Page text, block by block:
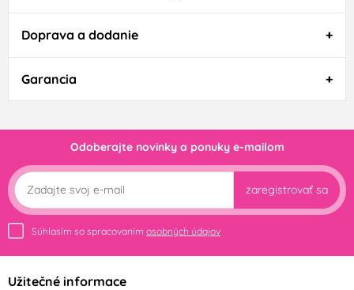
Doprava a dodanie
Garancia
Odoberajte novinky a ponuky e-mailom
zaregistrovať sa
Súhlasím so spracovaním osobných údajov
Užitečné informace